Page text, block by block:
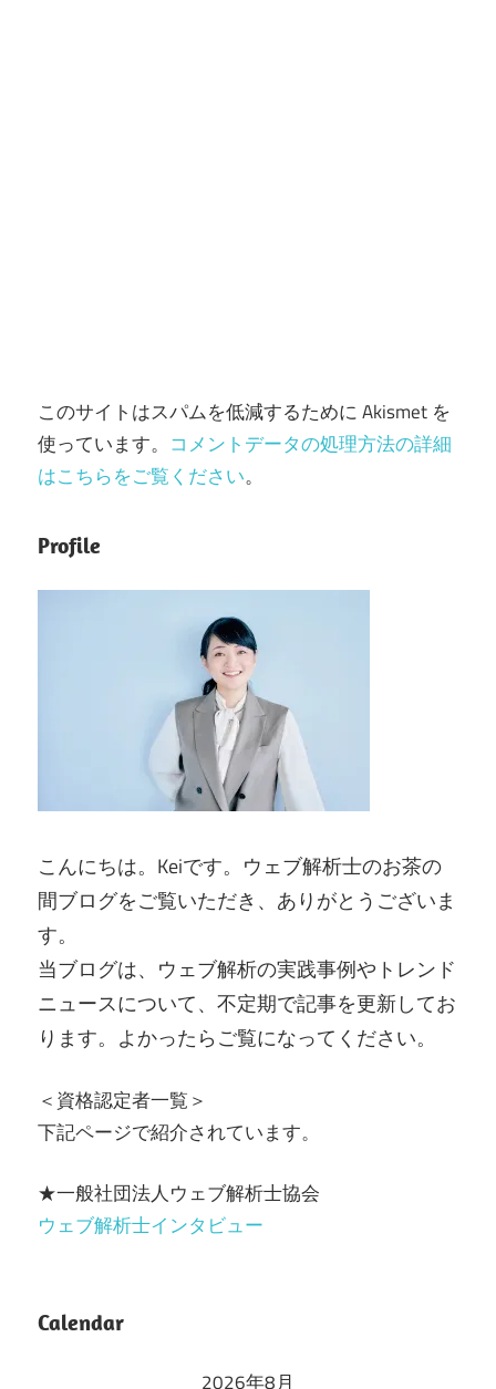
このサイトはスパムを低減するために Akismet を
使っています。 コメントデータの処理方法の詳細
はこちらをご覧ください。
Profile
こんにちは。Keiです。ウェブ解析士のお茶の
間ブログをご覧いただき、ありがとうございま
す。
当ブログは、ウェブ解析の実践事例やトレンド
ニュースについて、不定期で記事を更新してお
ります。よかったらご覧になってください。
＜資格認定者一覧＞
下記ページで紹介されています。
★一般社団法人ウェブ解析士協会
ウェブ解析士インタビュー
Calendar
2026年8月